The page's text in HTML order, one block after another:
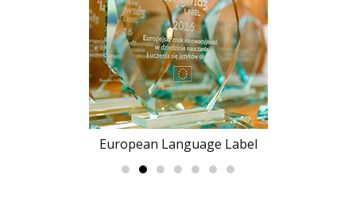
European Language Label